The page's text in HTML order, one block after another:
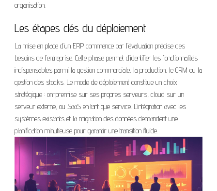
organisation.
Les étapes clés du déploiement
La mise en place d’un ERP commence par l’évaluation précise des
besoins de l’entreprise. Cette phase permet d’identifier les fonctionnalités
indispensables parmi la gestion commerciale, la production, le CRM ou la
gestion des stocks. Le mode de déploiement constitue un choix
stratégique : on-premise sur ses propres serveurs, cloud sur un
serveur externe, ou SaaS en tant que service. L’intégration avec les
systèmes existants et la migration des données demandent une
planification minutieuse pour garantir une transition fluide.